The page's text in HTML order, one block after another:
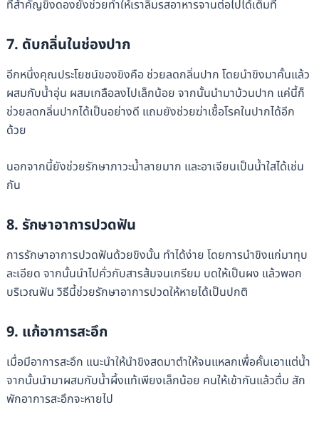
ที่สำคัญขิงดองยังช่วยทำให้เราลิ้มรสอาหารจานต่อไปได้เต็มที่
7. ดับกลิ่นในช่องปาก
อีกหนึ่งคุณประโยชน์ของขิงคือ ช่วยลดกลิ่นปาก โดยนำขิงมาคั้นแล้ว
ผสมกับน้ำอุ่น ผสมเกลือลงไปเล็กน้อย จากนั้นนำมาบ้วนปาก แค่นี้ก็
ช่วยลดกลิ่นปากได้เป็นอย่างดี แถมยังช่วยฆ่าเชื้อโรคในปากได้อีก
ด้วย
นอกจากนี้ยังช่วยรักษาภาวะน้ำลายมาก และอาเจียนเป็นน้ำใสได้เช่น
กัน
8. รักษาอาการปวดฟัน
การรักษาอาการปวดฟันด้วยขิงนั้น ทำได้ง่าย โดยการนำขิงแก่มาทุบ
ละเอียด จากนั้นนำไปคั่วกับสารส้มจนเกรียม บดให้เป็นผง แล้วพอก
บริเวณฟัน วิธีนี้ช่วยรักษาอาการปวดให้หายได้เป็นปกติ
9. แก้อาการสะอึก
เมื่อมีอาการสะอึก แนะนำให้นำขิงสดมาตำให้จนแหลกเพื่อคั้นเอาแต่น้ำ
จากนั้นนำมาผสมกับน้ำผึ้งแท้เพียงเล็กน้อย คนให้เข้ากันแล้วดื่ม สัก
พักอาการสะอึกจะหายไป